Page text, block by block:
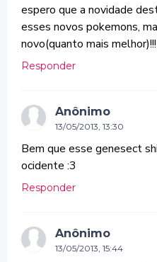
espero que a novidade
esses novos pokemons,
novo(quanto mais melhor)!!!
Responder
Anônimo
13/05/2013, 13:30
Bem que esse genesect
ocidente :3
Responder
Anônimo
13/05/2013, 15:44